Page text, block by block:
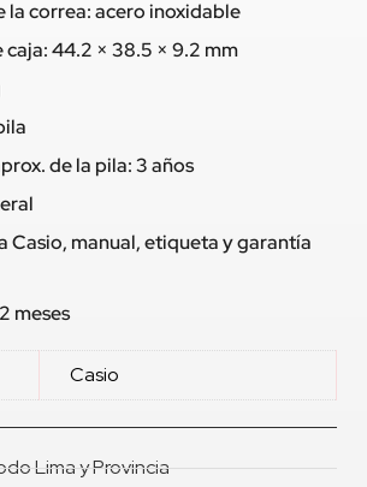
la correa: acero inoxidable
caja: 44.2 × 38.5 × 9.2 mm
de la pila: 3 años
Casio, manual, etiqueta y garantía
meses
Casio
Lima y Provincia